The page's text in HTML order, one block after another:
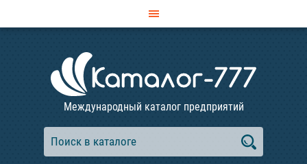
Международный каталог предприятий